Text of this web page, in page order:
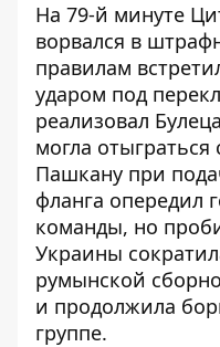
На 79-й минуте
ворвался в
правилам
ударом под
реализовал
могла отыграться
Пашкану при
фланга опередил
команды, но
Украины
румынской
и продолжила
группе.